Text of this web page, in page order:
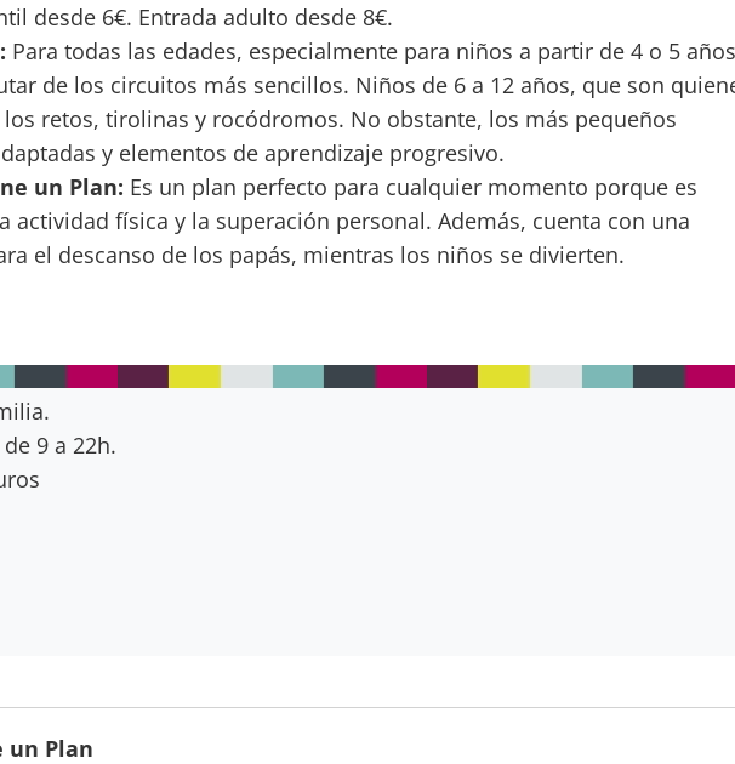
desde 6€. Entrada adulto desde 8€.
Para todas las edades, especialmente para niños a partir de 4 o 5
de los circuitos más sencillos. Niños de 6 a 12 años, que son
retos, tirolinas y rocódromos. No obstante, los más pequeños
y elementos de aprendizaje progresivo.
un Plan: Es un plan perfecto para cualquier momento porque es
actividad física y la superación personal. Además, cuenta con una
el descanso de los papás, mientras los niños se divierten.
9 a 22h.
un Plan